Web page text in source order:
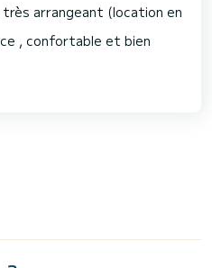
arrangeant (location en
, confortable et bien